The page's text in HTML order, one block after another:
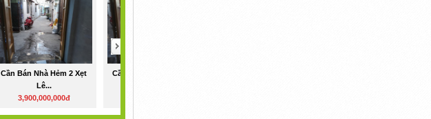
Cần Bán Nhà Hẻm 2 Xẹt
Lê...
3,900,000,000đ
Cần Bán Nhà Hẻm 2 Xẹt